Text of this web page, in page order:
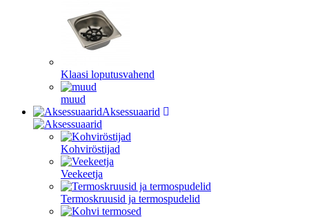
Klaasi loputusvahend
muud
Aksessuaarid
Kohviröstijad
Veekeetja
Termoskruusid ja termospudelid